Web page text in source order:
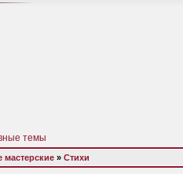
темы
мастерские » Стихи